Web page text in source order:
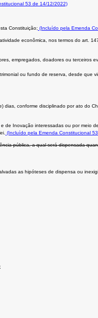
53 de 14/12/2022)
Constituição; (Incluído pela Emenda
econômica, nos termos do art.
empregados, doadores ou terceiros
ou fundo de reserva, desde que
conforme disciplinado por ato do
Inovação interessadas ou por meio
(Incluído pela Emenda Constitucional
pública, a qual será dispensada
as hipóteses de dispensa ou